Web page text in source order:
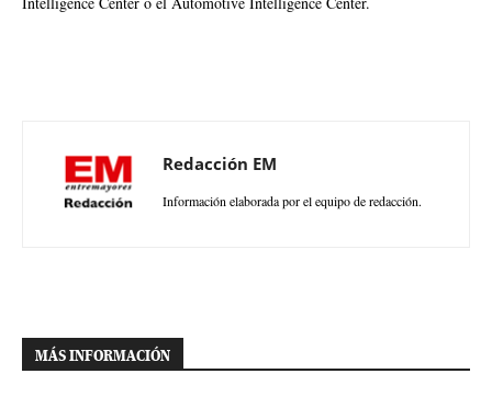
Redacción EM
Información elaborada por el equipo de redacción.
MÁS INFORMACIÓN